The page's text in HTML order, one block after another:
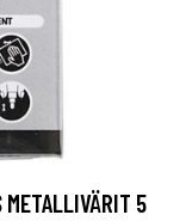
METALLIVÄRIT 5